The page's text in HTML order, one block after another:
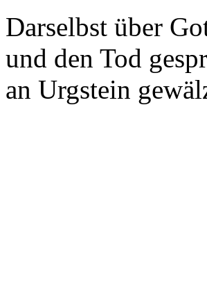
Darselbst über
und den Tod
an Urgstein